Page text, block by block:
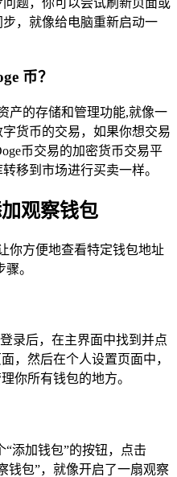
，就像给电脑重新启动一
币？
产的存储和管理功能,就像一
货币的交易，如果你想交易
币交易的加密货币交易平
移到市场进行买卖一样。
观察钱包
你方便地查看特定钱包地址
。
录后，在主界面中找到并点
，然后在个人设置页面中，
你所有钱包的地方。
添加钱包”的按钮，点击
钱包”，就像开启了一扇观察